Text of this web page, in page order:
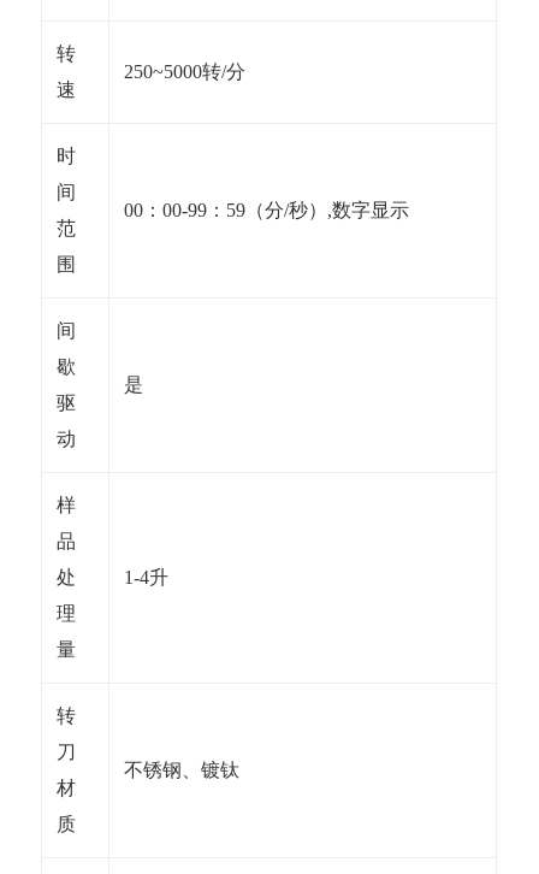
转
速
250~5000转/分
时
间
范
围
00：00-99：59（分/秒）,数字显示
间
歇
驱
动
是
样
品
处
理
量
1-4升
转
刀
材
质
不锈钢、镀钛